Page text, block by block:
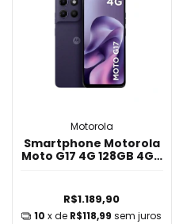
Motorola
Smartphone Motorola
Moto G17 4G 128GB 4GB
R$1.189,90
10 x de R$118,99 sem juros